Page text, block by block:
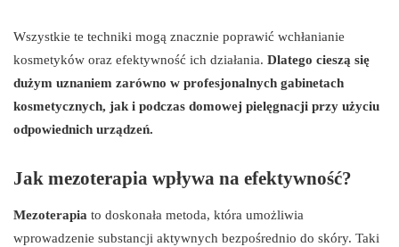
Wszystkie te techniki mogą znacznie poprawić wchłanianie
kosmetyków oraz efektywność ich działania. Dlatego cieszą się
dużym uznaniem zarówno w profesjonalnych gabinetach
kosmetycznych, jak i podczas domowej pielęgnacji przy użyciu
odpowiednich urządzeń.
Jak mezoterapia wpływa na efektywność?
Mezoterapia to doskonała metoda, która umożliwia
wprowadzenie substancji aktywnych bezpośrednio do skóry. Taki